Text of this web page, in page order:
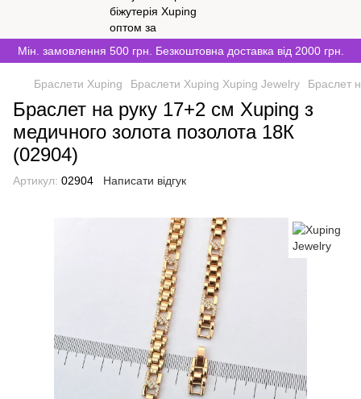
Мін. замовлення 500 грн. Безкоштовна доставка від 2000 грн.
Браслети Xuping Браслети Xuping Xuping Jewelry Браслет
Браслет на руку 17+2 см Xuping з
медичного золота позолота 18К
(02904)
Артикул: 02904 Написати відгук